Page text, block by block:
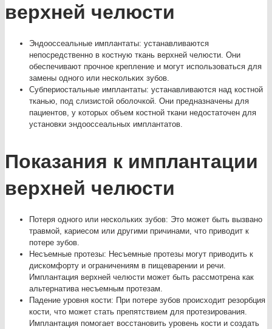
верхней челюсти
Эндооссеальные имплантаты: устанавливаются
непосредственно в костную ткань верхней челюсти. Они
обеспечивают прочное крепление и могут использоваться для
замены одного или нескольких зубов.
Субпериостальные имплантаты: устанавливаются над костной
тканью, под слизистой оболочкой. Они предназначены для
пациентов, у которых объем костной ткани недостаточен для
установки эндооссеальных имплантатов.
Показания к имплантации
верхней челюсти
Потеря одного или нескольких зубов: Это может быть вызвано
травмой, кариесом или другими причинами, что приводит к
потере зубов.
Несъемные протезы: Несъемные протезы могут приводить к
дискомфорту и ограничениям в пищеварении и речи.
Имплантация верхней челюсти может быть рассмотрена как
альтернатива несъемным протезам.
Падение уровня кости: При потере зубов происходит резорбция
кости, что может стать препятствием для протезирования.
Имплантация помогает восстановить уровень кости и создать